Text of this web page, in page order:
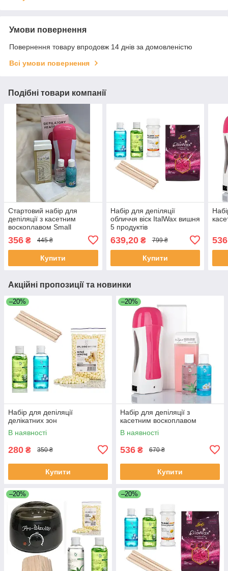
Умови повернення
Повернення товару впродовж 14 днів за домовленістю
Всі умови повернення
Подібні товари компанії
Стартовий набір для
депіляції з касетним
воскоплавом Small
356 ₴ 445 ₴
Купити
Набір для депіляції
обличчя віск ItalWax вишня
5 продуктів
639,20₴ 799 ₴
Купити
536
Акційні пропозиції та новинки
–20%
Набір для депіляції
делікатних зон
В наявності
280 ₴ 350 ₴
Купити
–20%
Набір для депіляції з
касетним воскоплавом
В наявності
536 ₴ 670 ₴
Купити
–20% –20%